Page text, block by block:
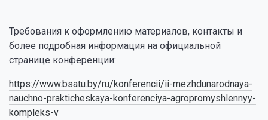
Требования к оформлению материалов, контакты и
более подробная информация на официальной
странице конференции:
https://www.bsatu.by/ru/konferencii/ii-mezhdunarodnaya-
nauchno-prakticheskaya-konferenciya-agropromyshlennyy-
kompleks-v